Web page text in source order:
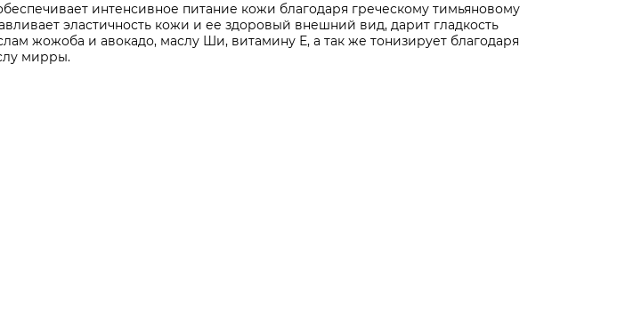
интенсивное питание кожи благодаря греческому тимьяновому
эластичность кожи и ее здоровый внешний вид, дарит гладкость
жожоба и авокадо, маслу Ши, витамину Е, а так же тонизирует благодаря
мирры.